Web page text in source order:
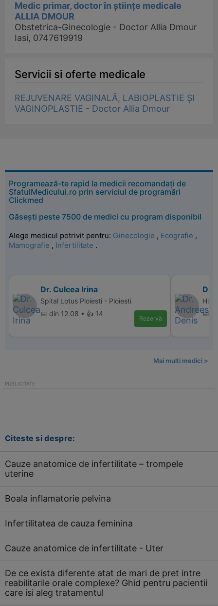
Medic primar, doctor în științe medicale
ALLIA DMOUR
Obstetrica-Ginecologie - Doctor Allia Dmour
Iasi, 0747619919
Servicii si oferte medicale
REJUVENARE VAGINALĂ, LABIOPLASTIE ȘI
VAGINOPLASTIE - Doctor Allia Dmour
Programează-te rapid la medicii recomandați de
SfatulMedicului.ro prin serviciul de programări
Clickmed
Găsești peste 7500 de medici cu program disponibil
Alege medicul potrivit pentru: Ginecologie , Ecografie ,
Mamografie , Infertilitate .
Dr. Culcea Irina
Spital Lotus Ploiesti - Ploiesti
📅 din 12.08 • 👍 14
Rezervă
Dr.
📅
Mai multi medici >
Citeste si despre:
Cauze anatomice de infertilitate – trompele
uterine
Boala inflamatorie pelvina
Infertilitatea de cauza feminina
Cauze anatomice de infertilitate - Uter
De ce exista diferente atat de mari de pret intre
reabilitarile orale complexe? Ghid pentru pacientii
care isi aleg tratamentul